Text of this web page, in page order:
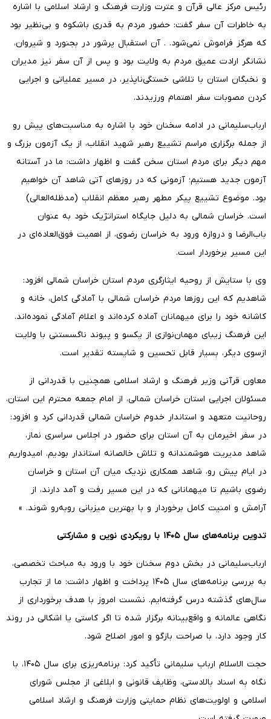
رئیس مرکز عالی قرآن و عترت وزارت فرهنگ و ارشاد اسلامی با اشاره
به خاطرات آن سفر گفت: حضور مردم به قدری باشکوه و بی‌نظیر بود
که هرگز فراموش نمی‌شود. . آن استقبال پرشور در بجنورد و شیروان،
نشانگر ارادت عمیق مردم به ولایت بود و پس از آن سفر نیز مدیران
و نخبگان استان با تلاشی خستگی‌ناپذیر، در مسیر عملیاتی و اجرایی
کردن مصوبات سفر اهتمام ورزیدند.
ارباب‌سلیمانی در ادامه سخنان خود با اشاره به مناسبت‌های پیش رو
از جمله برگزاری مراسم تشییع رهبر شهید انقلاب، از یک آزمون بزرگ و
مهم دیگر برای مردم استان سخن گفت و اظهار داشت: ما در آستانه
آزمون جدید هستیم؛ آزمونی که در روزهای آتی شاهد آن خواهیم
بود. موضوع تشییع پیکر مطهر رهبر معظم انقلاب (مدظله‌العالی)
است. خراسان شمالی به دلیل جایگاه استراتژیک خود به عنوان
باب‌الرضا و دروازه ورود به خراسان رضوی، از اهمیت فوق‌العاده‌ای در
این مسیر برخوردار است.
وی با ستایش از روحیه ایثارگری مردم استان خراسان شمالی افزود:
شاهدیم که این روزها مردم خراسان شمالی با آمادگی کامل، خانه و
کاشانه خود را برای میهمانان آماده کرده‌اند و اعلام آمادگی نموده‌اند.
این فرهنگ زیبای مهمان‌نوازی از یکسو و پیوند ناگسستنی با ولایت
ازسوی دیگر، بسیار قابل تحسین و شایسته تقدیر است.
معاون قرآنی وزیر فرهنگ و ارشاد اسلامی همچنین با قدردانی از
مسئولان اجرایی استان خراسان شمالی، از امام جمعه محترم این استان،
روحانیت متعهد و استاندار خدوم خراسان شمالی قدردانی کرد و افزود:
در سفر اخیرمان به آن استان برای حضور در اجلاس سراسری نماز،
شاهد مدیریت هوشمندانه و تلاش خالصانه استاندار بودیم. امیدواریم
در ایام پیش رو، شاهد همکاری نزدیک میان آن استان و خراسان
رضوی باشیم تا میهمانانی که در این مسیر رفت و آمد دارند، از
آرامش و امنیت کامل برخوردار و با بهترین میزبانی روبه‌رو شوند. »
تدوین برنامه‌های سال ۱۴۰۵ با رویکردی نوین و مشارکتی
ارباب‌سلیمانی در بخش دوم سخنان خود با ورود به مباحث تخصصی،
به بررسی برنامه‌های سال ۱۴۰۵ پرداخت و اظهار داشت: ما از تجارب
سال‌های گذشته درس گرفته‌ایم. نشست امروز با هدف برخورداری از
نگاهی عالمانه و واقع‌بینانه برگزار شده تا اگر کاستی یا اشکالی در روند
کار وجود دارد، با صراحت بازگو و امور اصلاح شود.
حجت الاسلام ارباب سلیمانی تأکید کرد: برنامه‌ریزی برای سال ۱۴۰۵، با
نگاه به اسناد بالادستی، وظایف قانونی و ابلاغی از مجلس شورای
اسلامی و اولویت‌های نظام حمایتی وزارت فرهنگ و ارشاد اسلامی